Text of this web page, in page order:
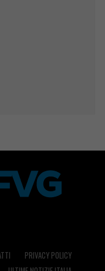
PRIVACY POLICY